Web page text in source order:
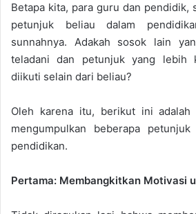
Betapa kita, para guru dan pendidik,
petunjuk beliau dalam
sunnahnya. Adakah sosok lain
teladani dan petunjuk yang lebih
diikuti selain dari beliau?
Oleh karena itu, berikut ini
mengumpulkan beberapa
pendidikan.
Pertama: Membangkitkan Motivasi